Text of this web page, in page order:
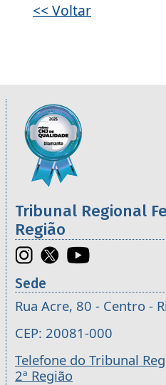
<< Voltar
Informações úteis
Imagem
Tribunal Regional
Região
Sede
Rua Acre, 80 - Centro -
CEP: 20081-000
Telefone do Tribunal
2ª Região